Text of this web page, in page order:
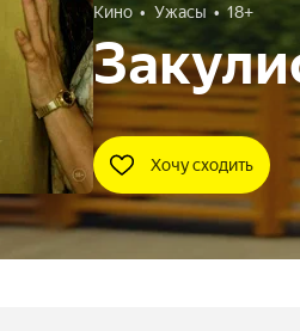
Кино Ужасы 18+
Хочу сходить